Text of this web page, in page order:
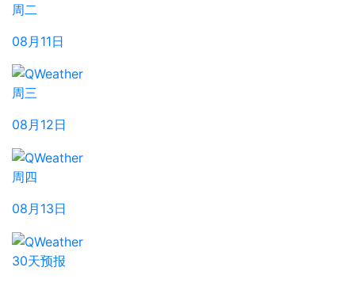
周二
08月11日
周三
08月12日
周四
08月13日
30天预报